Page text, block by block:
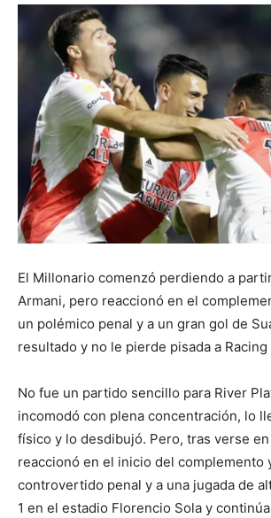
::
La
Verdad
es
lo
que
El Millonario comenzó perdiendo a
Armani, pero reaccionó en el
un polémico penal y a un gran gol de
resultado y no le pierde pisada a Racing
No fue un partido sencillo para River
incomodó con plena concentración, lo
físico y lo desdibujó. Pero, tras verse
reaccionó en el inicio del complemento
controvertido penal y a una jugada de
1 en el estadio Florencio Sola y